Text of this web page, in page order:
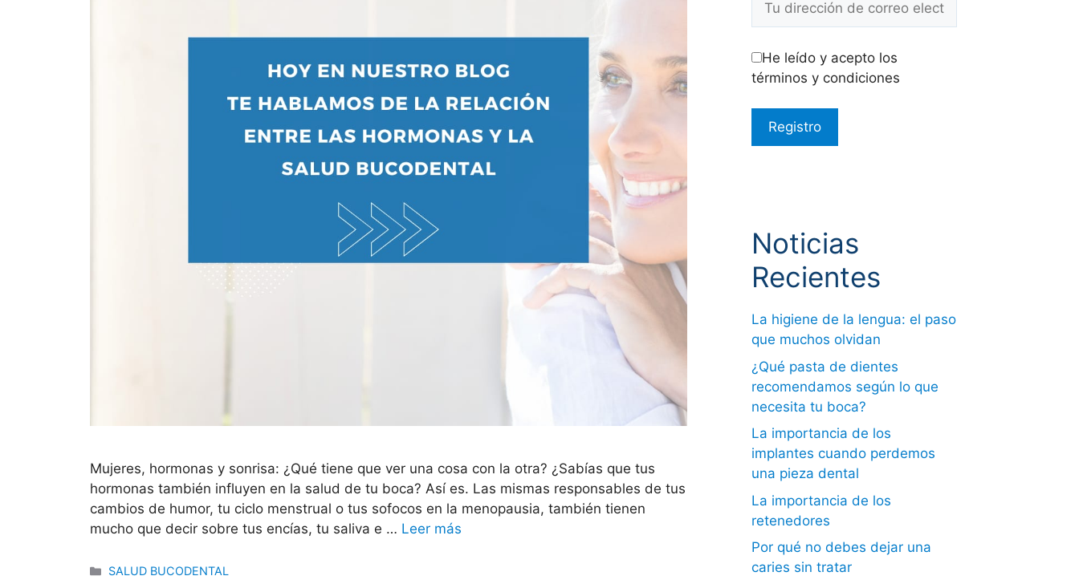
Mujeres, hormonas y sonrisa: ¿Qué tiene que ver una cosa con la otra? ¿Sabías que tus
hormonas también influyen en la salud de tu boca? Así es. Las mismas responsables de tus
cambios de humor, tu ciclo menstrual o tus sofocos en la menopausia, también tienen
mucho que decir sobre tus encías, tu saliva e … Leer más
SALUD BUCODENTAL
He leído y acepto los
términos y condiciones
Noticias
Recientes
La higiene de la lengua: el paso
que muchos olvidan
¿Qué pasta de dientes
recomendamos según lo que
necesita tu boca?
La importancia de los
implantes cuando perdemos
una pieza dental
La importancia de los
retenedores
Por qué no debes dejar una
caries sin tratar